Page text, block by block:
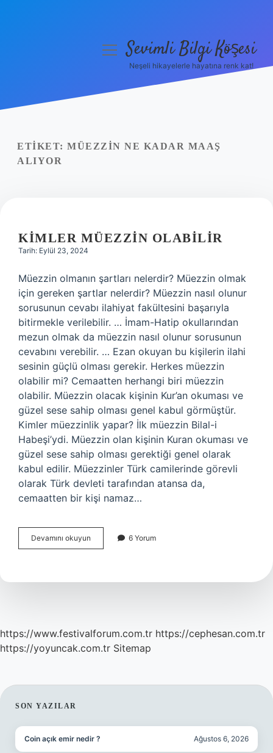
Yasal Uyarı
menüyüSevimli Bilgi Köşesi
Neşeli hikayelerle hayatına renk kat!
ETIKET: MÜEZZIN NE KADAR MAAŞ
ALIYOR
KIMLER MÜEZZIN OLABILIR
Tarih: Eylül 23, 2024
Müezzin olmanın şartları nelerdir? Müezzin olmak
için gereken şartlar nelerdir? Müezzin nasıl olunur
sorusunun cevabı ilahiyat fakültesini başarıyla
bitirmekle verilebilir. … İmam-Hatip okullarından
mezun olmak da müezzin nasıl olunur sorusunun
cevabını verebilir. … Ezan okuyan bu kişilerin ilahi
sesinin güçlü olması gerekir. Herkes müezzin
olabilir mi? Cemaatten herhangi biri müezzin
olabilir. Müezzin olacak kişinin Kur’an okuması ve
güzel sese sahip olması genel kabul görmüştür.
Kimler müezzinlik yapar? İlk müezzin Bilal-i
Habeşi’ydi. Müezzin olan kişinin Kuran okuması ve
güzel sese sahip olması gerektiği genel olarak
kabul edilir. Müezzinler Türk camilerinde görevli
olarak Türk devleti tarafından atansa da,
cemaatten bir kişi namaz…
Devamını okuyun
Müezzin
6 Yorum
https://www.festivalforum.com.tr https://cephesan.com.tr
https://yoyuncak.com.tr Sitemap
SIDEBAR
SON YAZILAR
Coin açık emir nedir ? Ağustos 6, 2026